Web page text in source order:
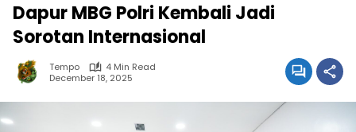
Dapur MBG Polri Kembali Jadi
Sorotan Internasional
Tempo
4 Min Read
December 18, 2025